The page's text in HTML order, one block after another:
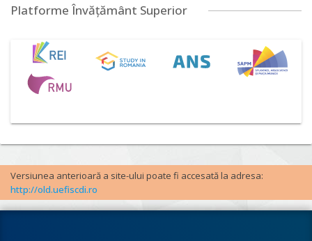
Platforme Învățământ Superior
Versiunea anterioară a site-ului poate fi accesată la adresa:
http://old.uefiscdi.ro